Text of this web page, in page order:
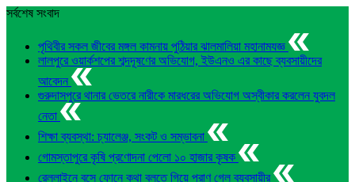
সর্বশেষ সংবাদ
পৃথিবীর সকল জীবের মঙ্গল কামনায় পুঠিয়ার ঝালমালিয়া মহানামযজ্ঞ
লালপুরে ওয়ার্কশপের শব্দদূষণের অভিযোগ, ইউএনও এর কাছে ব্যবসায়ীদের
আবেদন
গুরুদাসপুরে থানার ভেতরে নারীকে মারধরের অভিযোগ অস্বীকার করলেন যুবদল
নেতা
শিক্ষা ব্যবস্থা: চ্যালেঞ্জ, সংকট ও সম্ভাবনা
গোমস্তাপুরে কৃষি প্রণোদনা পেলো ১০ হাজার কৃষক
রেললাইনে বসে ফোনে কথা বলতে গিয়ে প্রাণ গেল ব্যবসায়ীর